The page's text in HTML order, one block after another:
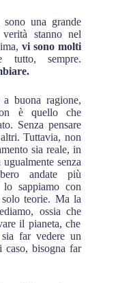
una grande
stanno nel
vi sono molti
tutto, sempre.
buona ragione,
è quello che
Senza pensare
Tuttavia, non
sia reale, in
senza
andate più
lo sappiamo con
teorie. Ma la
ossia che
il pianeta, che
far vedere un
bisogna far